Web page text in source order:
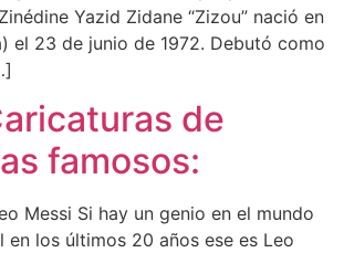
Yazid Zidane “Zizou” nació en
el 23 de junio de 1972. Debutó como
de
famosos:
Messi Si hay un genio en el mundo
en los últimos 20 años ese es Leo